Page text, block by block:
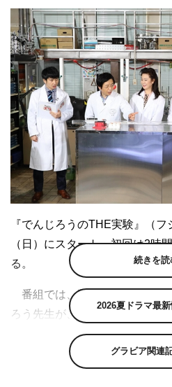
『でんじろうのTHE実験』（
（日）にスタート。初回は2時
る。
番組では、数多くの科学実験
ろう先生が、世界の天才科学者
ゾを実演を交えて解明していく
んじろう先生と芸人たちによる
スタジオではオードリー・若林
続きを読
2026夏ドラマ最
グラビア関連